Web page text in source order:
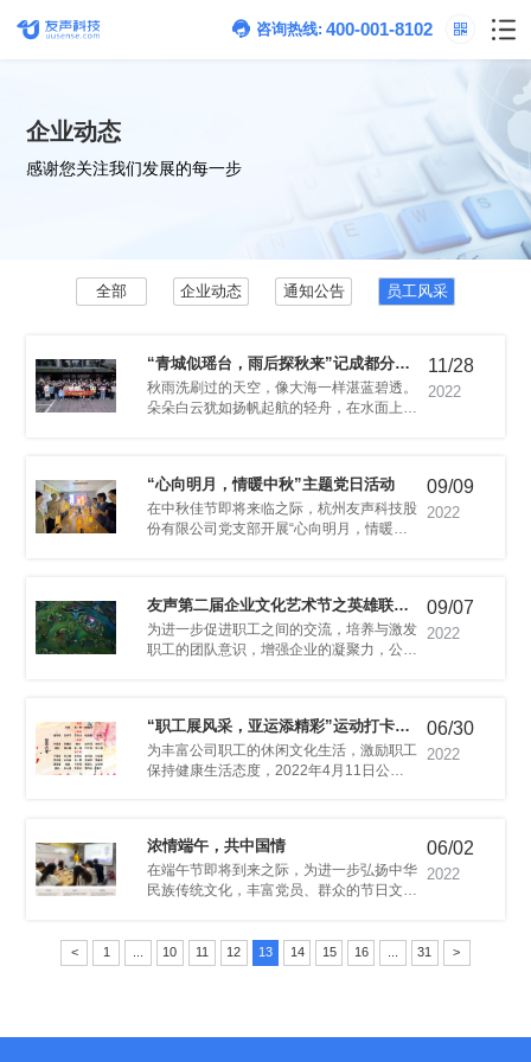
咨询热线: 400-001-8102
企业动态
感谢您关注我们发展的每一步
全部 企业动态 通知公告 员工风采
司2022年度旅游团建
11/28
2022
“心向明月，情暖中秋”主题党日活动 09/09
2022
电竞比赛圆满结束
09/07
2022
动圆满收官
06/30
2022
浓情端午，共中国情 06/02
2022
< 1 ... 10 11 12 13 14 15 16 ... 31 >